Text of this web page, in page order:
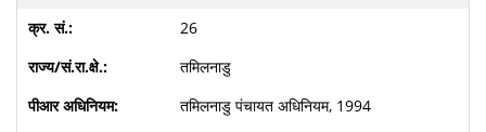
26
तमिलनाडु
तमिलनाडु पंचायत अधिनियम, 1994